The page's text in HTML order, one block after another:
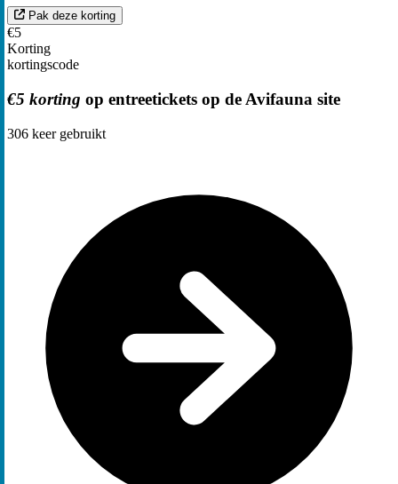
Pak deze korting
€5
Korting
kortingscode
€5 korting op entreetickets op de Avifauna site
306 keer gebruikt